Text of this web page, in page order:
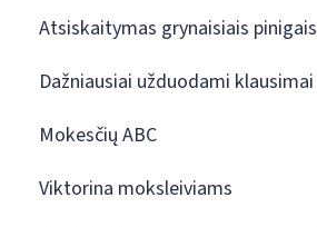
Atsiskaitymas grynaisiais pinigais
Dažniausiai užduodami klausimai
Mokesčių ABC
Viktorina moksleiviams